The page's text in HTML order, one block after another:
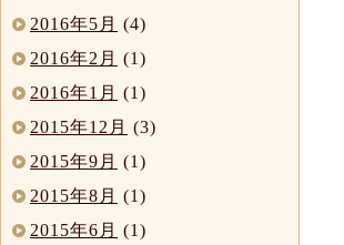
2016年5月 (4)
2016年2月 (1)
2016年1月 (1)
2015年12月 (3)
2015年9月 (1)
2015年8月 (1)
2015年6月 (1)